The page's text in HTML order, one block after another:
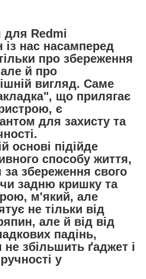
для Redmi
із нас насамперед
про збереження
й про
вигляд. Саме
що прилягає
є
для захисту та
основі підійде
способу життя,
збереження свого
задню кришку та
м'який, але
не тільки від
але й від від
падінь,
збільшить ґаджет і
у